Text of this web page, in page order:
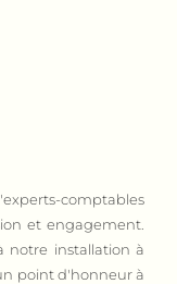
comptables
et engagement.
notre installation à
point d'honneur à